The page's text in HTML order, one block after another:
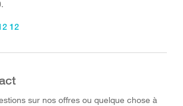
12
sur nos offres ou quelque chose à